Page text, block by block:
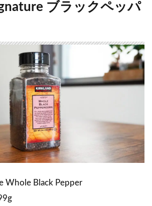
ブラックペッパ
Whole Black Pepper